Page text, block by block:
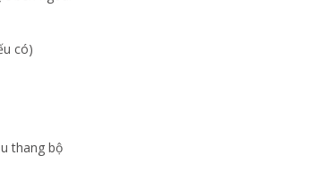
có)
thang bộ